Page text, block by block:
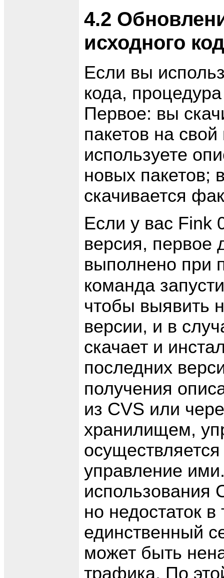
4.2
исходного
Если вы
кода,
Первое: вы
пакетов на
используете
новых пакетов;
скачивается
Если у вас Fink
версия, первое
выполнено
команда
чтобы выявить
версии, и в
скачает и
последних
получения
из CVS или
хранилищем,
управление
использования
но недостаток
единственный
может быть
трафика. По